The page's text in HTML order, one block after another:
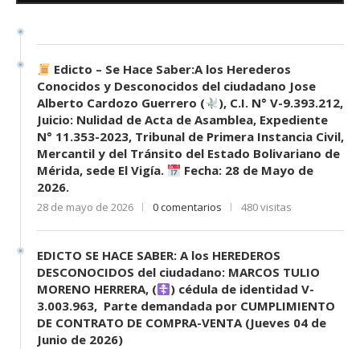
Edicto – Se Hace Saber:A los Herederos
Conocidos y Desconocidos del ciudadano Jose
Alberto Cardozo Guerrero (
), C.I. N° V-9.393.212,
Juicio: Nulidad de Acta de Asamblea, Expediente
N° 11.353-2023, Tribunal de Primera Instancia Civil,
Mercantil y del Tránsito del Estado Bolivariano de
Mérida, sede El Vigía.
Fecha: 28 de Mayo de
2026.
28 de mayo de 2026 0 comentarios 480 visitas
EDICTO SE HACE SABER: A los HEREDEROS
DESCONOCIDOS del ciudadano: MARCOS TULIO
MORENO HERRERA, (
) cédula de identidad V-
3.003.963, Parte demandada por CUMPLIMIENTO
DE CONTRATO DE COMPRA-VENTA (Jueves 04 de
Junio de 2026)